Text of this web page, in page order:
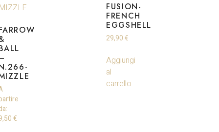
€
FUSION-
FRENCH
EGGSHELL
29,90€
Aggiungi
al
carrello